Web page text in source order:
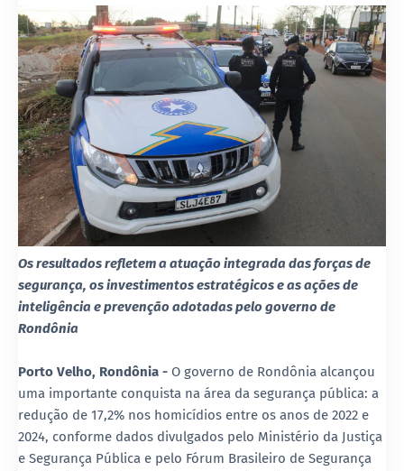
Os resultados refletem a atuação integrada das forças de
segurança, os investimentos estratégicos e as ações de
inteligência e prevenção adotadas pelo governo de
Rondônia
Porto Velho, Rondônia - O governo de Rondônia alcançou
uma importante conquista na área da segurança pública: a
redução de 17,2% nos homicídios entre os anos de 2022 e
2024, conforme dados divulgados pelo Ministério da Justiça
e Segurança Pública e pelo Fórum Brasileiro de Segurança